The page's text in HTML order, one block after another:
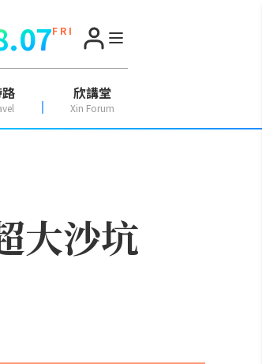
F R I
欣講堂
Xin Forum
大沙坑